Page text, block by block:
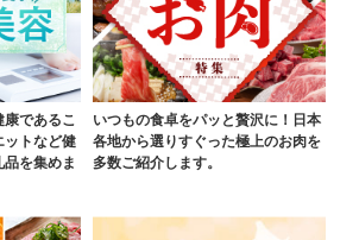
康であるこ
ットなど健
を集めま
いつもの食卓をパッと贅沢に！日本
各地から選りすぐった極上のお肉を
多数ご紹介します。